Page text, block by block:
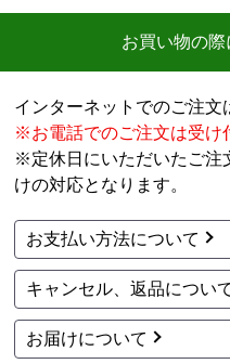
お買い物の
インターネットでのご注文
※お電話でのご注文は受け
※定休日にいただいたご注
けの対応となります。
お支払い方法について
キャンセル、返品につい
お届けについて